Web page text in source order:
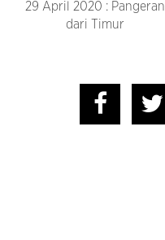
29 April 2020 : Pangeran
dari Timur